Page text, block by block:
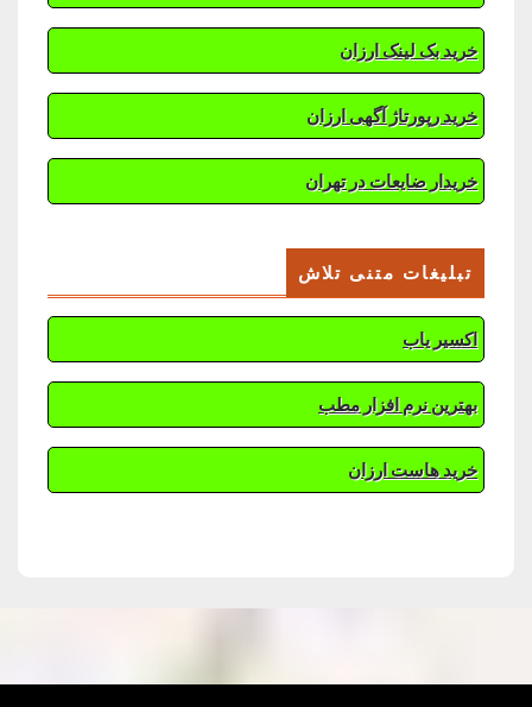
خرید بک لینک ارزان
خرید رپورتاژ آگهی ارزان
خریدار ضایعات در تهران
تبلیغات متنی تلاش
اکسیر یاب
بهترین نرم افزار مطب
خرید هاست ارزان